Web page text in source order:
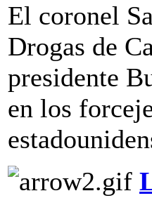
El coronel
Drogas de
presidente
en los